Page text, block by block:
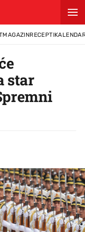
MAGAZINRECEPTI
star